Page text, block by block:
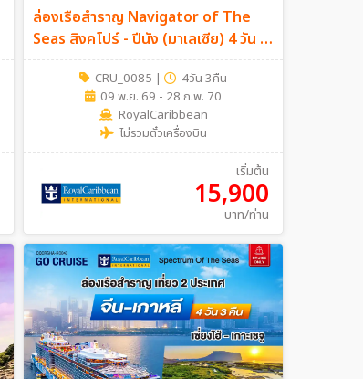
ล่องเรือสำราญ Navigator of The
Seas สิงคโปร์ - ปีนัง (มาเลเซีย) 4 วัน 3
คืน
CRU_0085 |
4วัน 3คืน
09 พ.ย. 69 - 28 ก.พ. 70
RoyalCaribbean
ไม่รวมตั๋วเครื่องบิน
เริ่มต้น
15,900
บาท/ท่าน